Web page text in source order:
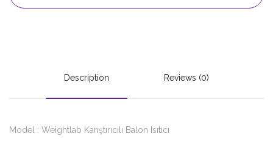
Description Reviews (0)
Model : Weightlab Karıştırıcılı Balon Isıtıcı